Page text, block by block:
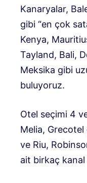
Kanaryalar,
gibi “en çok
Kenya,
Tayland, Bali,
Meksika gibi
buluyoruz.
Otel seçimi 4
Melia,
ve Riu,
ait birkaç